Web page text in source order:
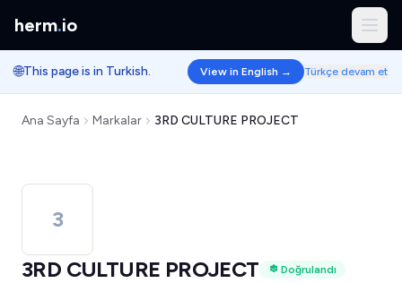
herm.io
🌐This page is in Turkish. View in English → Türkçe devam et
Ana Sayfa Markalar 3RD CULTURE PROJECT
3
3RD CULTURE PROJECT
Doğrulandı